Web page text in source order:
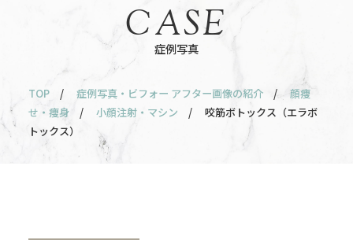
症例写真
CASE
TOP / 症例写真・ビフォー アフター画像の紹介 /
顔痩
せ・痩身
/ 小顔注射・マシン
/ 咬筋ボトックス（エラボ
トックス）